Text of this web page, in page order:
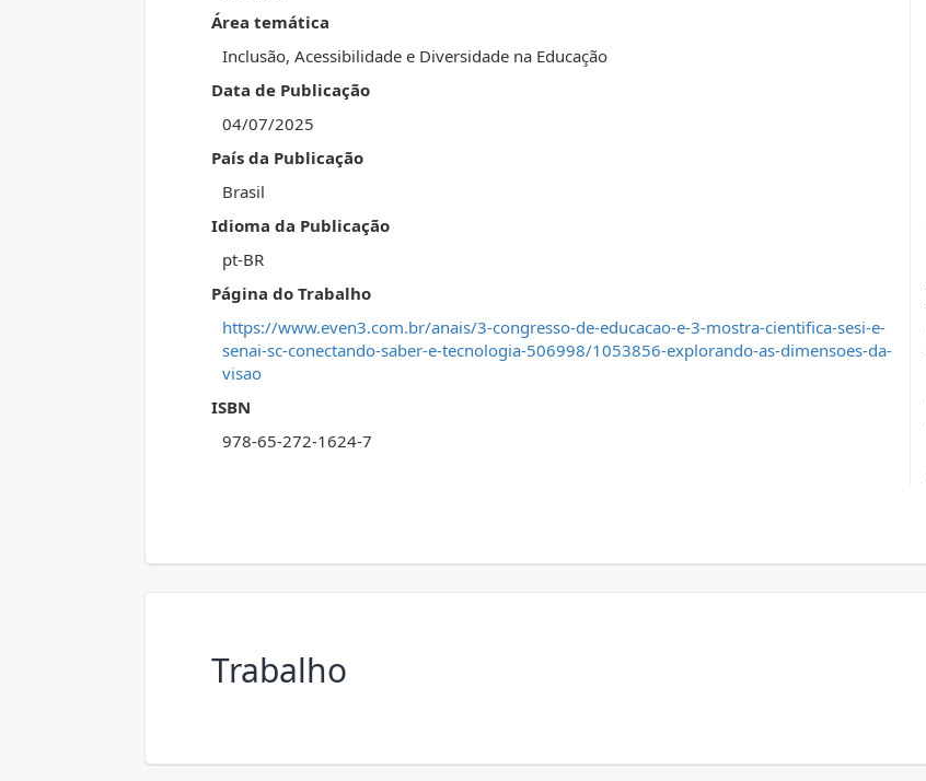
Área temática
Inclusão, Acessibilidade e Diversidade na Educação
Data de Publicação
04/07/2025
País da Publicação
Brasil
Idioma da Publicação
pt-BR
Página do Trabalho
https://www.even3.com.br/anais/3-congresso-de-educacao-e-3-mostra-cientifica-sesi-e-
senai-sc-conectando-saber-e-tecnologia-506998/1053856-explorando-as-dimensoes-da-
visao
ISBN
978-65-272-1624-7
Trabalho